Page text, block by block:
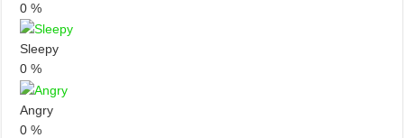
0 %
Sleepy
0 %
Angry
0 %